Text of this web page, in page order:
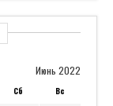
Июнь 2022
Сб Вс